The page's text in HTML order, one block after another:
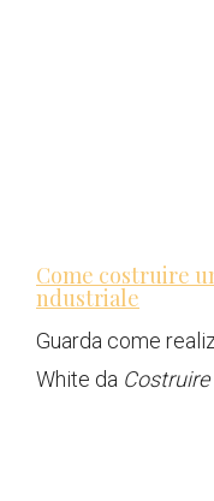
Come costruire
ndustriale
Guarda come
White da